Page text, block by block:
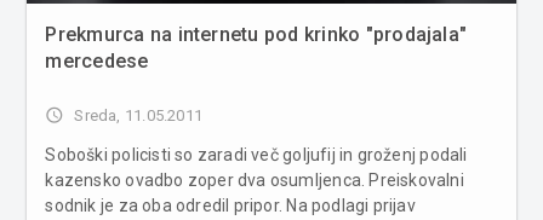
Prekmurca na internetu pod krinko "prodajala"
mercedese
access_time Sreda, 11.05.2011
Soboški policisti so zaradi več goljufij in groženj podali
kazensko ovadbo zoper dva osumljenca. Preiskovalni
sodnik je za oba odredil pripor. Na podlagi prijav